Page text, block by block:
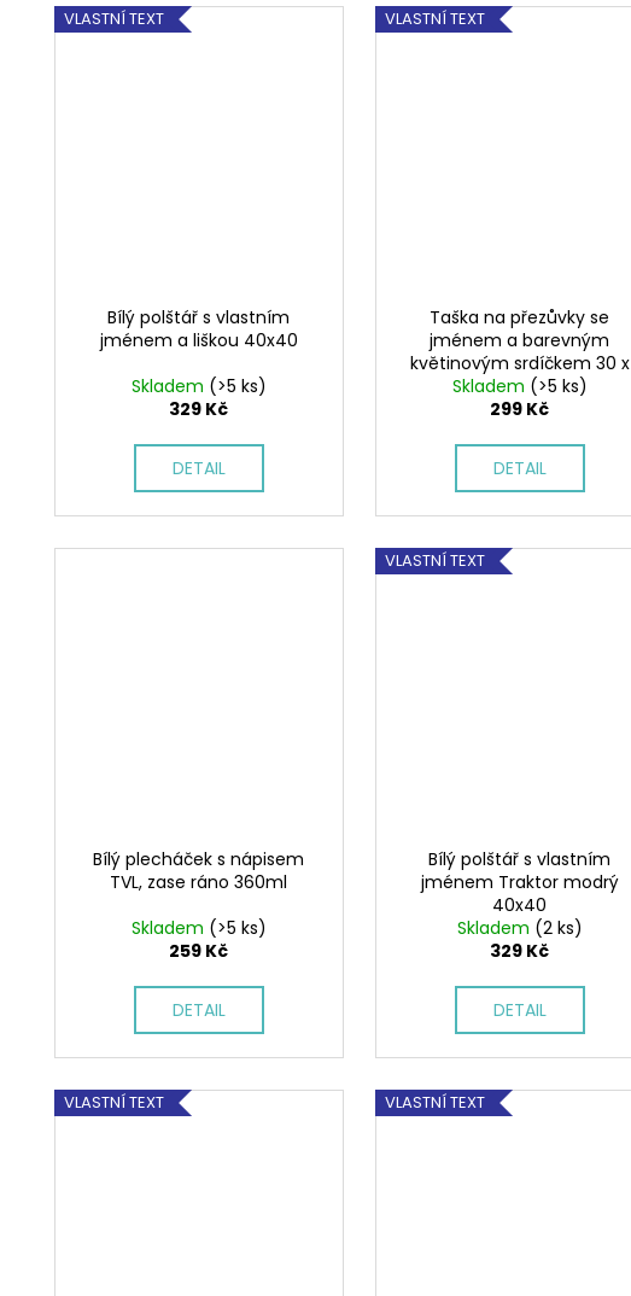
VLASTNÍ TEXT
Bílý polštář s vlastním
jménem a liškou 40x40
Skladem (>5 ks)
329 Kč
DETAIL
VLASTNÍ TEXT
Taška na přezůvky se
jménem a barevným
květinovým srdíčkem 30 x
39,5 cm
Skladem (>5 ks)
299 Kč
DETAIL
Bílý plecháček s nápisem
TVL, zase ráno 360ml
Skladem (>5 ks)
259 Kč
DETAIL
VLASTNÍ TEXT
Bílý polštář s vlastním
jménem Traktor modrý
40x40
Skladem (2 ks)
329 Kč
DETAIL
VLASTNÍ TEXT VLASTNÍ TEXT